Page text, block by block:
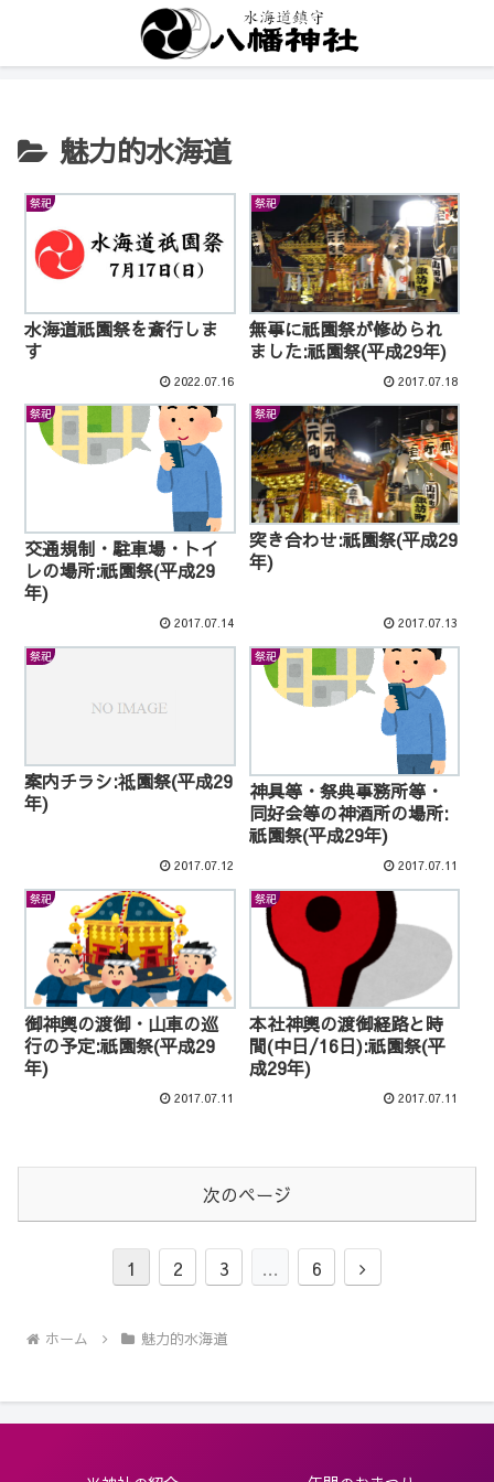
魅力的水海道
祭祀
水海道祇園祭を斎行しま
す
2022.07.16
祭祀
無事に祇園祭が修められ
ました:祇園祭(平成29年)
2017.07.18
祭祀
交通規制・駐車場・トイ
レの場所:祇園祭(平成29
年)
2017.07.14
祭祀
突き合わせ:祇園祭(平成29
年)
2017.07.13
祭祀
案内チラシ:祗園祭(平成29
年)
2017.07.12
祭祀
神具等・祭典事務所等・
同好会等の神酒所の場所:
祇園祭(平成29年)
2017.07.11
祭祀
御神輿の渡御・山車の巡
行の予定:祇園祭(平成29
年)
2017.07.11
祭祀
本社神輿の渡御経路と時
間(中日/16日):祇園祭(平
成29年)
2017.07.11
次のページ
1 2 3 … 6
次
ホーム 魅力的水海道